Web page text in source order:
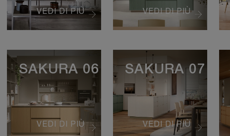
VEDI DI PIÙ VEDI DI PIÙ
VEDI DI PIÙ
SAKURA 06
VEDI DI PIÙ
SAKURA 07